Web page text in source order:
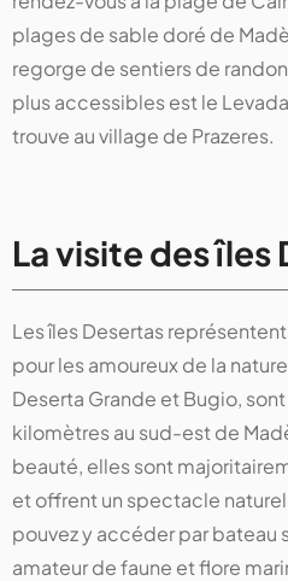
plages de sable doré de
regorge de sentiers de
plus accessibles est le
trouve au village de Prazeres.
La visite des îles
Les îles Desertas
pour les amoureux de la
Deserta Grande et Bugio,
kilomètres au sud-est de
beauté, elles sont
et offrent un spectacle
pouvez y accéder par bateau
amateur de faune et flore